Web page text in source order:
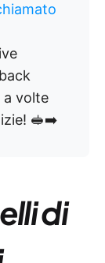
a volte
🥪➡️
di